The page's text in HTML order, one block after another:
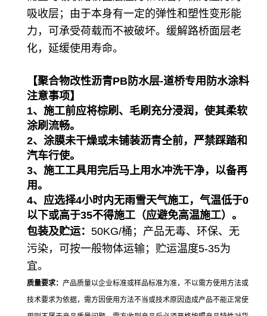
吸收层；由于本身有一定的弹性和塑性变形能
力，可承受荷载而不被破坏。缓解路桥面层老
化，延缓使用寿命。
【聚合物改性沥青PB防水层-道桥专用防水涂料
注意事项】
1、施工前应将棕刷、毛刷充分浸润，使其柔软
涂刷流畅。
2、涂膜未干燥或未铺装沥青仝前，严禁踩踏和
汽车行使。
3、施工工具用完后马上用水冲洗干净，以备再
用。
4、应选择4小时内无雨雪天气施工，气温低于0
以下或高于35不得施工（应避免高温施工）。
包装及贮运： 50KG/桶；产品无毒、环保、无
污染，可按一般物体运输；贮运温度5-35为
宜。
质量要求： 产品质量以企业标准或样品标准为准，不以需方使用方法或
技术要求为依据，需方因使用方法不当或技术原因造成产品不能正常使